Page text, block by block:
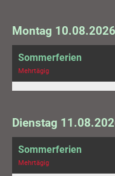
Montag 10.08.2026
Sommerferien
Mehrtägig
Dienstag
Sommerferien
Mehrtägig